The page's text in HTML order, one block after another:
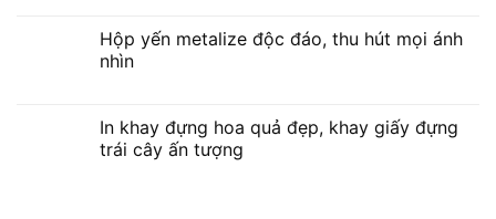
Hộp yến metalize độc đáo, thu hút mọi ánh
nhìn
In khay đựng hoa quả đẹp, khay giấy đựng
trái cây ấn tượng